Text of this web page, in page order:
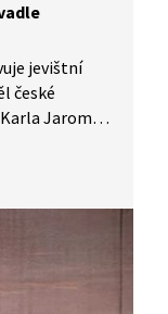
jevištní
české
Jaromíra
hororu,